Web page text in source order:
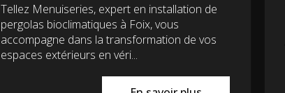
Tellez Menuiseries, expert en installation de
pergolas bioclimatiques à Foix, vous
accompagne dans la transformation de vos
espaces extérieurs en véri...